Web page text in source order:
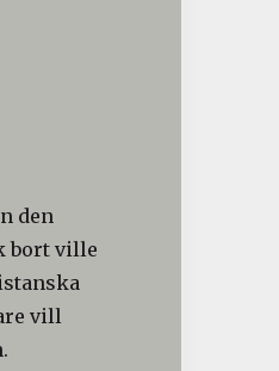
den
bort ville
vill